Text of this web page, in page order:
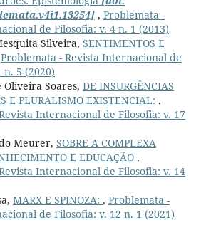
, Problemata -
de Filosofia: v. 4 n. 1 (2013)
Silveira, SENTIMENTOS E
Problemata - Revista Internacional de
n. 5 (2020)
Soares, DE INSURGÊNCIAS
E PLURALISMO EXISTENCIAL: ,
Internacional de Filosofia: v. 17
Meurer, SOBRE A COMPLEXA
E EDUCAÇÃO ,
Internacional de Filosofia: v. 14
MARX E SPINOZA: , Problemata -
de Filosofia: v. 12 n. 1 (2021)